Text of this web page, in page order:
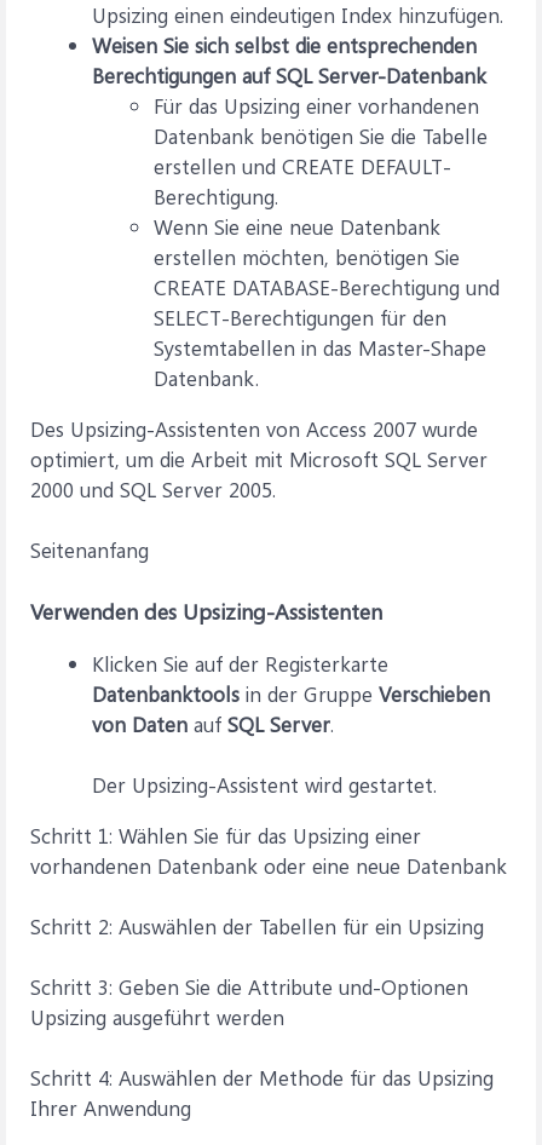
Upsizing einen eindeutigen Index hinzufügen.
Weisen Sie sich selbst die entsprechenden
Berechtigungen auf SQL Server-Datenbank
Für das Upsizing einer vorhandenen
Datenbank benötigen Sie die Tabelle
erstellen und CREATE DEFAULT-
Berechtigung.
Wenn Sie eine neue Datenbank
erstellen möchten, benötigen Sie
CREATE DATABASE-Berechtigung und
SELECT-Berechtigungen für den
Systemtabellen in das Master-Shape
Datenbank.
Des Upsizing-Assistenten von Access 2007 wurde
optimiert, um die Arbeit mit Microsoft SQL Server
2000 und SQL Server 2005.
Seitenanfang
Verwenden des Upsizing-Assistenten
Klicken Sie auf der Registerkarte
Datenbanktools in der Gruppe Verschieben
von Daten auf SQL Server.
Der Upsizing-Assistent wird gestartet.
Schritt 1: Wählen Sie für das Upsizing einer
vorhandenen Datenbank oder eine neue Datenbank
Schritt 2: Auswählen der Tabellen für ein Upsizing
Schritt 3: Geben Sie die Attribute und-Optionen
Upsizing ausgeführt werden
Schritt 4: Auswählen der Methode für das Upsizing
Ihrer Anwendung